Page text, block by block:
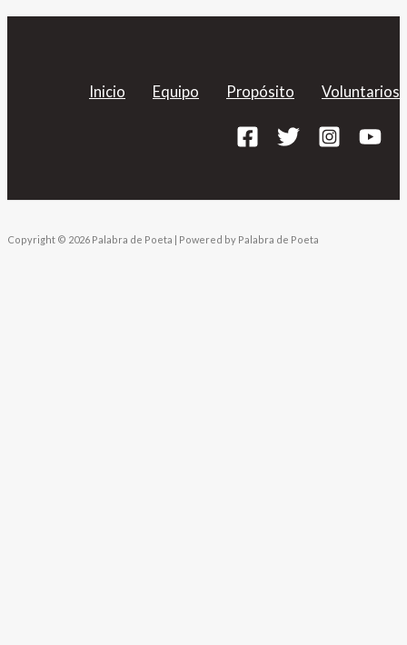
Inicio Equipo Propósito Voluntarios
Copyright © 2026 Palabra de Poeta | Powered by Palabra de Poeta